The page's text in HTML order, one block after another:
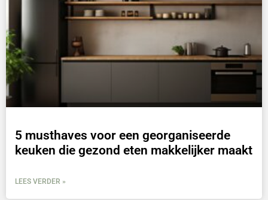
5 musthaves voor een georganiseerde
keuken die gezond eten makkelijker maakt
LEES VERDER »